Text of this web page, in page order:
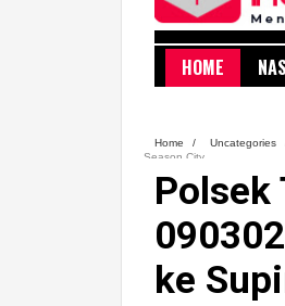
HOME
Home / Uncategories
Season City
Polsek
ke